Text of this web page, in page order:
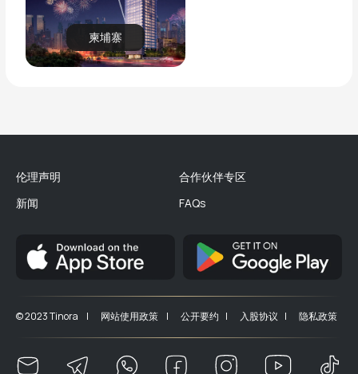
柬埔寨
伦理声明
新闻
合作伙伴专区
FAQs
© 2023 Tinora | 网站使用政策 | 公开要约 | 入股协议 | 隐私政策